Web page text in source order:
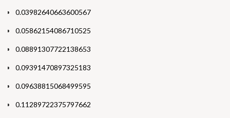
0.03982640663600567
0.05862154086710525
0.08891307722138653
0.09391470897325183
0.09638815068499595
0.11289722375797662